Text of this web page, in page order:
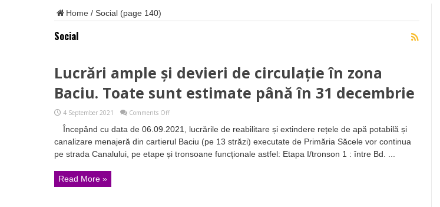
Home / Social (page 140)
Social
Lucrări ample și devieri de circulație în zona
Baciu. Toate sunt estimate până în 31 decembrie
4 September 2021 Comments Offon
ample
devieri
de
Începând cu data de 06.09.2021, lucrările de reabilitare și extindere rețele de apă potabilă și
canalizare menajeră din cartierul Baciu (pe 13 străzi) executate de Primăria Săcele vor continua
pe strada Canalului, pe etape și tronsoane funcționale astfel: Etapa I/tronson 1 : între Bd. ...
Read More »